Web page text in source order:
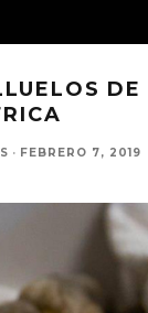
DE
· FEBRERO 7, 2019